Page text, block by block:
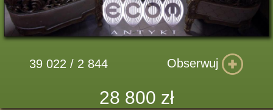
39 022 / 2 844 Obserwuj
28 800 zł